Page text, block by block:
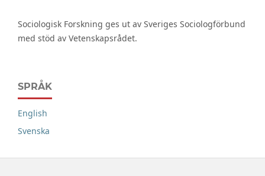
Sociologisk Forskning ges ut av Sveriges Sociologförbund
med stöd av Vetenskapsrådet.
SPRÅK
English
Svenska